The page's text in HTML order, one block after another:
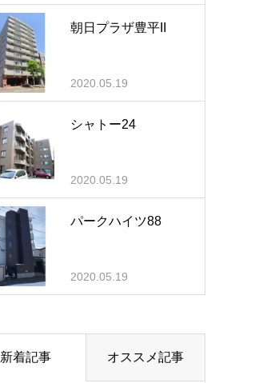
朝日プラザ豊平II
2020.05.19
シャトー24
2020.05.19
パークハイツ88
2020.05.19
新着記事 オススメ記事